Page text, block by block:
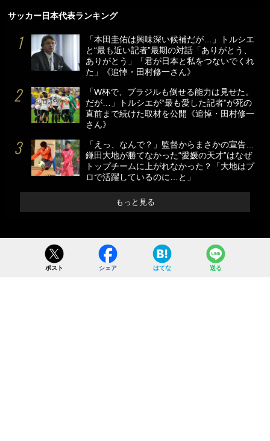
サッカー日本代表ランキング
「本田圭佑は興味深い候補だが…」トルシエ
と“最も近い記者”最期の対話「ありがとう、
ありがとう」「君が日本と私をつないでくれ
た」《追悼・田村修一さん》
「W杯で、ブラジルも倒せる能力は見せた。
だが…」トルシエが“最も愛した記者”が死の
直前まで続けた取材を公開《追悼・田村修一
さん》
「えっ、なんで？」監督からまさかの宣告…
鎌田大地が勝てなかった“愛媛の天才”はなぜ
トップチームに上がれなかった？「大地はプ
ロで活躍しているのに…と」
もっと見る
ポスト シェア はてな 送る